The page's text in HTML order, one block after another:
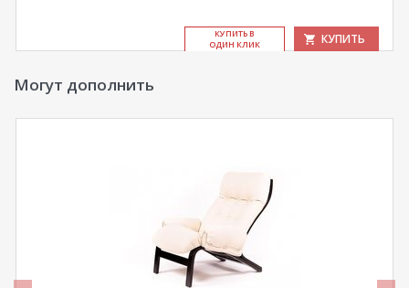
КУ­ПИТЬ В
ОДИН КЛИК
КУПИТЬ
Могут дополнить